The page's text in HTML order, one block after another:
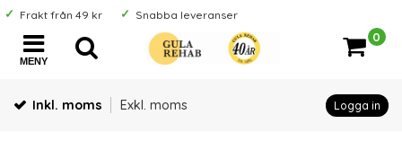
Frakt från 49 kr Snabba leveranser
MENY
0
Inkl. moms Exkl. moms Logga in